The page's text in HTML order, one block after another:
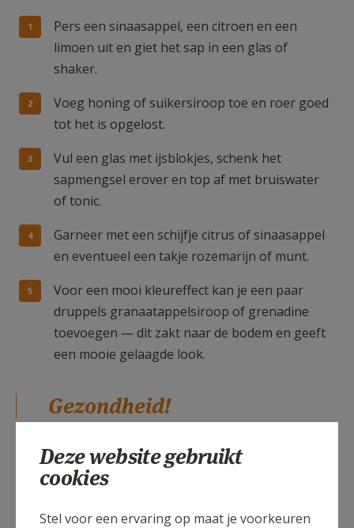
Pers een sinaasappel, een citroen en een
limoen uit en giet het sap in een glas of
shaker.
Voeg honing of suikersiroop toe en roer goed
tot het is opgelost.
Vul een glas met ijsblokjes, schenk het
sapmengsel erover en top af met bruiswater
of tonic.
Garneer met een schijfje citrus of sinaasappel
en eventueel een takje rozemarijn of munt.
Voor een mooi kleureffect kan je een paar
druppels granaatappelsiroop of grenadine
toevoegen — dit zakt naar de bodem en geeft
een mooie gelaagde look.
Gezondheid!
Deze website gebruikt
cookies
Stel voor een ervaring op maat je voorkeuren